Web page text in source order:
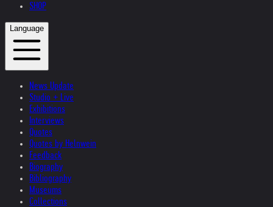
SHOP
Language
News Update
Studio + Live
Exhibitions
Interviews
Quotes
Quotes by Helnwein
Feedback
Biography
Bibliography
Museums
Collections